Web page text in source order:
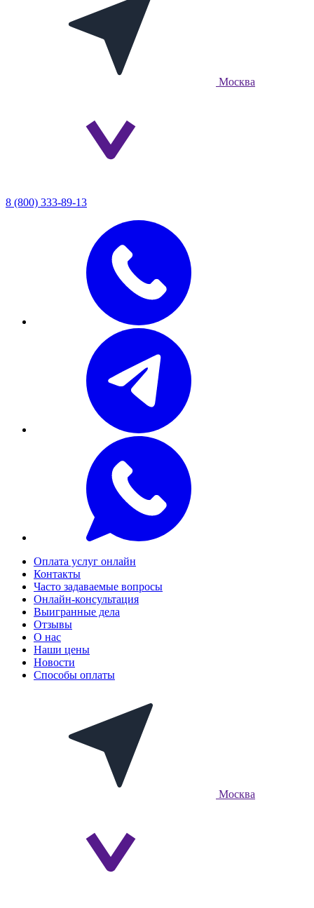
Москва
8 (800) 333-89-13
Оплата услуг онлайн
Контакты
Часто задаваемые вопросы
Онлайн-консультация
Выигранные дела
Отзывы
О нас
Наши цены
Новости
Способы оплаты
Москва